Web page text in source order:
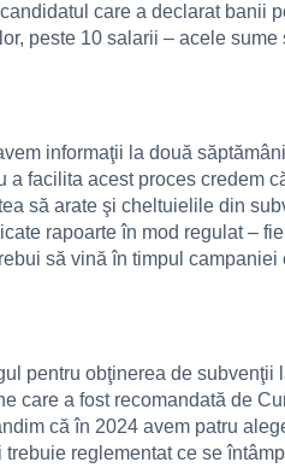
care a declarat banii
peste 10 salarii – acele sume
informaţii la două
a facilita acest proces credem
să arate şi cheltuielile din
rapoarte în mod regulat –
să vină în timpul campaniei
pentru obţinerea de subvenţii
care a fost recomandată de
că în 2024 avem patru
reglementat ce se